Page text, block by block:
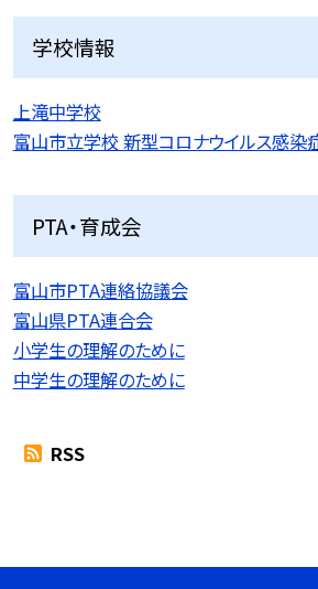
学校情報
上滝中学校
富山市立学校 新型コロナウイルス感染
PTA・育成会
富山市PTA連絡協議会
富山県PTA連合会
小学生の理解のために
中学生の理解のために
RSS